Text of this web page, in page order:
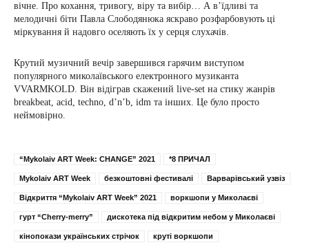
вічне. Про кохання, тривогу, віру та вибір… А в’їдливі та
мелодичні біти Павла Слободянюка яскраво розфарбовують ці
міркування й надовго оселяють їх у серця слухачів.
Крутий музичний вечір завершився гарячим виступом
популярного миколаївського електронного музиканта
VVARMKOLD. Він відіграв скажений live-set на стику жанрів
breakbeat, acid, techno, d’n’b, idm та інших. Це було просто
неймовірно.
“Mykolaiv ART Week: CHANGE” 2021 *8 ПРИЧАЛ
Mykolaiv ART Week безкоштовні фестивалі Варварівський узвіз
Відкриття “Mykolaiv ART Week” 2021 воркшопи у Миколаєві
гурт “Cherry-merry” дискотека під відкритим небом у Миколаєві
кінопокази українських стрічок круті воркшопи